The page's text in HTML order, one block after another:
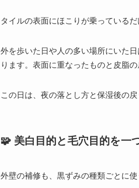
タイルの表面にほこりが乗っている
外を歩いた日や人の多い場所にいた
ります。表面に重なったものと皮脂
この日は、夜の落とし方と保湿後の戻
🧩 美白目的と毛穴目的を一
外壁の補修も、黒ずみの種類ごとに